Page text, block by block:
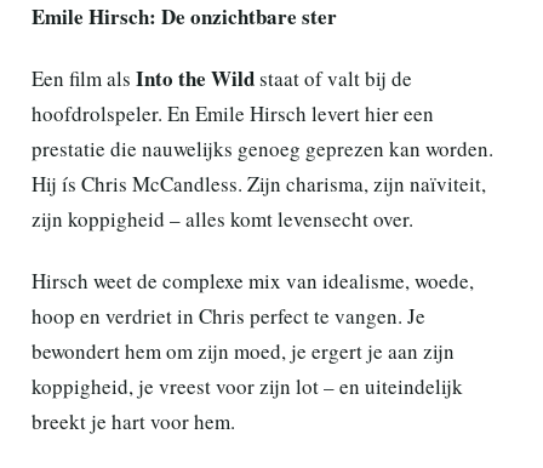
Emile Hirsch: De onzichtbare ster
Een film als Into the Wildstaat of valt bij de
hoofdrolspeler. En Emile Hirsch levert hier een
prestatie die nauwelijks genoeg geprezen kan worden.
Hij ís Chris McCandless. Zijn charisma, zijn naïviteit,
zijn koppigheid – alles komt levensecht over.
Hirsch weet de complexe mix van idealisme, woede,
hoop en verdriet in Chris perfect te vangen. Je
bewondert hem om zijn moed, je ergert je aan zijn
koppigheid, je vreest voor zijn lot – en uiteindelijk
breekt je hart voor hem.